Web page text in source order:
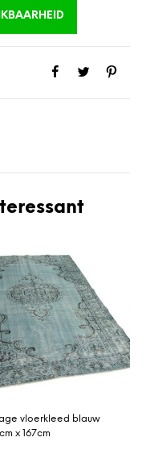
vloerkleed blauw
x 167cm